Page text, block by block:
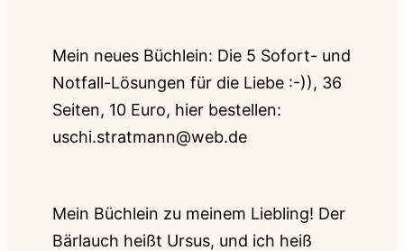
Mein neues Büchlein: Die 5 Sofort- und
Notfall-Lösungen für die Liebe :-)), 36
Seiten, 10 Euro, hier bestellen:
uschi.stratmann@web.de
Mein Büchlein zu meinem Liebling! Der
Bärlauch heißt Ursus, und ich heiß